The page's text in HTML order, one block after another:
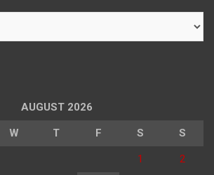
AUGUST 2026
W T F S S
1 2